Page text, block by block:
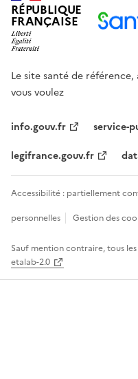
RÉPUBLIQUE
FRANÇAISE
Le site santé de
vous voulez
info.gouv.fr
service-
legifrance.gouv.fr
Accessibilité : partiellement
personnelles
Gestion des
Sauf mention contraire, tous
etalab-2.0